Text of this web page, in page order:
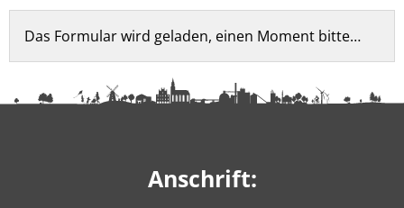
Feedback-
Formular
Das Formular wird geladen, einen Moment bitte…
Anschrift: